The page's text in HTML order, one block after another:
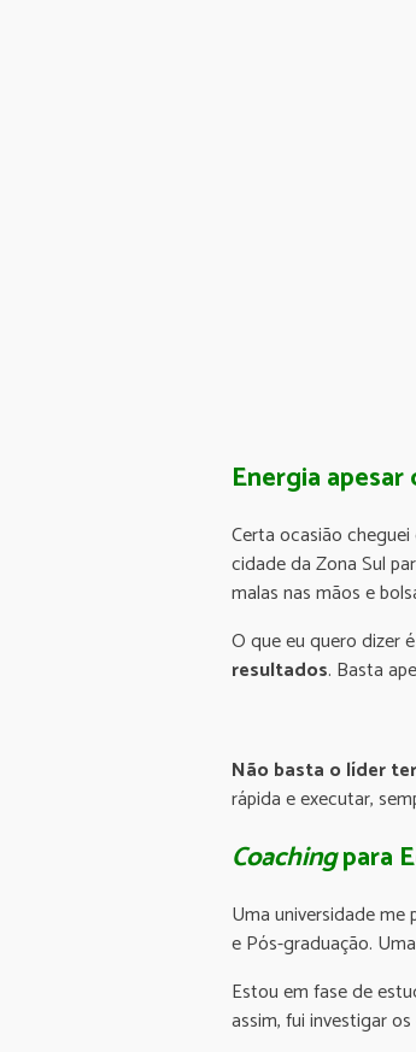
Energia
Certa ocasião
cidade da Zona Sul
malas nas mãos e
O que eu quero dizer
resultados. Basta
Não basta o líder
rápida e executar,
Coachingpara
Uma universidade me
e Pós-graduação.
Estou em fase de
assim, fui investigar